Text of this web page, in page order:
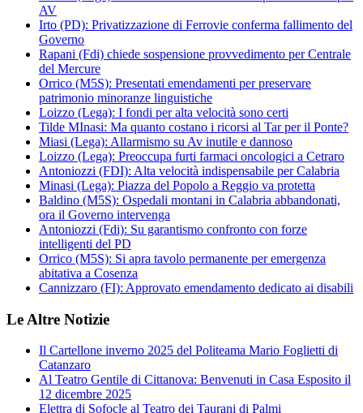
AV
Irto (PD): Privatizzazione di Ferrovie conferma fallimento del
Governo
Rapani (Fdi) chiede sospensione provvedimento per Centrale
del Mercure
Orrico (M5S): Presentati emendamenti per preservare
patrimonio minoranze linguistiche
Loizzo (Lega): I fondi per alta velocità sono certi
Tilde MInasi: Ma quanto costano i ricorsi al Tar per il Ponte?
Miasi (Lega): Allarmismo su Av inutile e dannoso
Loizzo (Lega): Preoccupa furti farmaci oncologici a Cetraro
Antoniozzi (FDI): Alta velocità indispensabile per Calabria
Minasi (Lega): Piazza del Popolo a Reggio va protetta
Baldino (M5S): Ospedali montani in Calabria abbandonati,
ora il Governo intervenga
Antoniozzi (Fdi): Su garantismo confronto con forze
intelligenti del PD
Orrico (M5S): Si apra tavolo permanente per emergenza
abitativa a Cosenza
Cannizzaro (FI): Approvato emendamento dedicato ai disabili
Le Altre Notizie
Il Cartellone inverno 2025 del Politeama Mario Foglietti di
Catanzaro
Al Teatro Gentile di Cittanova: Benvenuti in Casa Esposito il
12 dicembre 2025
Elettra di Sofocle al Teatro dei Taurani di Palmi